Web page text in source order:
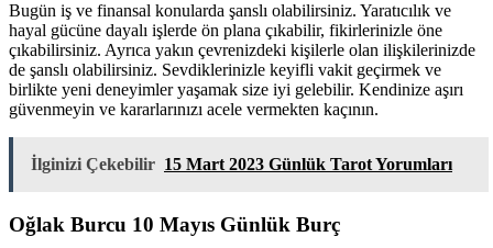
Bugün iş ve finansal konularda şanslı olabilirsiniz. Yaratıcılık ve
hayal gücüne dayalı işlerde ön plana çıkabilir, fikirlerinizle öne
çıkabilirsiniz. Ayrıca yakın çevrenizdeki kişilerle olan ilişkilerinizde
de şanslı olabilirsiniz. Sevdiklerinizle keyifli vakit geçirmek ve
birlikte yeni deneyimler yaşamak size iyi gelebilir. Kendinize aşırı
güvenmeyin ve kararlarınızı acele vermekten kaçının.
İlginizi Çekebilir 15 Mart 2023 Günlük Tarot Yorumları
Oğlak Burcu 10 Mayıs Günlük Burç